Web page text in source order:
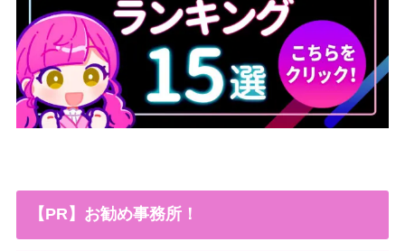
【PR】お勧め事務所！